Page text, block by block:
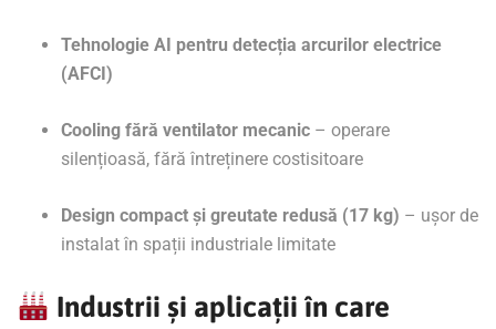
Tehnologie AI pentru detecția arcurilor electrice
(AFCI)
Cooling fără ventilator mecanic – operare
silențioasă, fără întreținere costisitoare
Design compact și greutate redusă (17 kg) – ușor de
instalat în spații industriale limitate
Industrii și aplicații în care